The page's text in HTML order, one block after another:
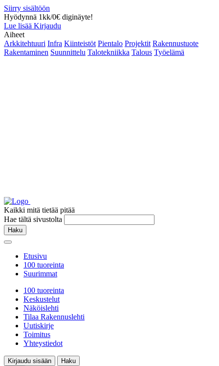
Siirry sisältöön
Hyödynnä 1kk/0€ diginäyte!
Lue lisää Kirjaudu
Aiheet
Arkkitehtuuri Infra Kiinteistöt Pientalo Projektit Rakennustuote
Rakentaminen Suunnittelu Talotekniikka Talous Työelämä
Kaikki mitä tietää pitää
Hae tältä sivustolta
Haku
Etusivu
100 tuoreinta
Suurimmat
100 tuoreinta
Keskustelut
Näköislehti
Tilaa Rakennuslehti
Uutiskirje
Toimitus
Yhteystiedot
Kirjaudu sisään
Haku